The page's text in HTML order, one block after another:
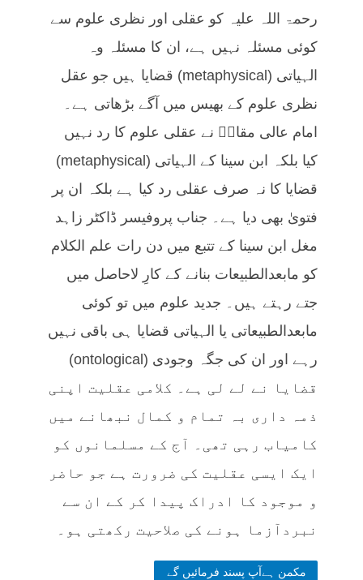
رحمۃ اللہ علیہ کو عقلی اور نظری علوم سے
کوئی مسئلہ نہیں ہے، ان کا مسئلہ وہ
الہیاتی (metaphysical) قضایا ہیں جو عقل
نظری علوم کے بھیس میں آگے بڑھاتی ہے۔
امام عالی مقامؒ نے عقلی علوم کا رد نہیں
کیا بلکہ ابن سینا کے الہیاتی (metaphysical)
قضایا کا نہ صرف عقلی رد کیا ہے بلکہ ان پر
فتویٰ بھی دیا ہے۔ جناب پروفیسر ڈاکٹر زاہد
مغل ابن سینا کے تتبع میں دن رات علم الکلام
کو مابعدالطبیعات بنانے کے کارِ لاحاصل میں
جتے رہتے ہیں۔ جدید علوم میں تو کوئی
مابعدالطبیعاتی یا الہیاتی قضایا ہی باقی نہیں
رہے اور ان کی جگہ وجودی (ontological)
قضایا نے لے لی ہے۔ کلامی عقلیت اپنی
ذمہ داری بہ تمام و کمال نبھانے میں
کامیاب رہی تھی۔ آج کے مسلمانوں کو
ایک ایسی عقلیت کی ضرورت ہے جو حاضر
و موجود کا ادراک پیدا کر کے ان سے
نبردآزما ہونے کی صلاحیت رکھتی ہو۔
مکمن ہےآپ پسند فرمائیں گے